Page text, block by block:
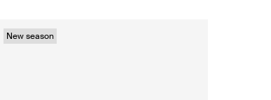
New season